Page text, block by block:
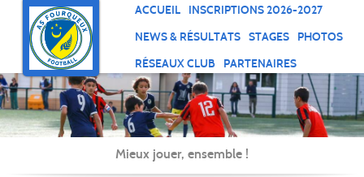
ACCUEIL
INSCRIPTIONS 2026-2027
NEWS & RÉSULTATS
STAGES
PHOTOS
RÉSEAUX CLUB
PARTENAIRES
Mieux jouer, ensemble !
Panneau de gestion des cookies